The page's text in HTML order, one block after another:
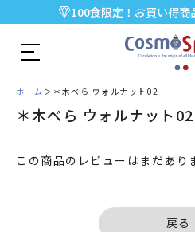
100食限定！お買い得商
5,000円以上のお買い
新規会員登録で今すぐ使える
ホーム ＊木べら ウォルナット02
＊木べら ウォルナット
この商品のレビューはまだあり
戻る